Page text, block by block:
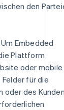
den
Um Embedded
Plattform
oder mobile
Felder für die
oder des